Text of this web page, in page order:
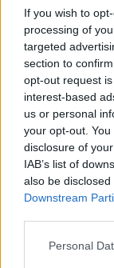
If you wish to
processing of
targeted
section to
opt-out request
interest-based
us or personal
your opt-out.
disclosure of
IAB’s list of
also be
Downstream
Personal